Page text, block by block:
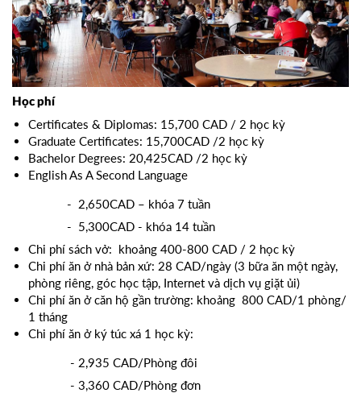
Học phí
Certificates & Diplomas: 15,700 CAD / 2 học kỳ
Graduate Certificates: 15,700CAD /2 học kỳ
Bachelor Degrees: 20,425CAD /2 học kỳ
English As A Second Language
- 2,650CAD – khóa 7 tuần
- 5,300CAD - khóa 14 tuần
Chi phí sách vở: khoảng 400-800 CAD / 2 học kỳ
Chi phí ăn ở nhà bản xứ: 28 CAD/ngày (3 bữa ăn một ngày,
phòng riêng, góc học tập, Internet và dịch vụ giặt ủi)
Chi phí ăn ở căn hộ gần trường: khoảng 800 CAD/1 phòng/
1 tháng
Chi phí ăn ở ký túc xá 1 học kỳ:
- 2,935 CAD/Phòng đôi
- 3,360 CAD/Phòng đơn